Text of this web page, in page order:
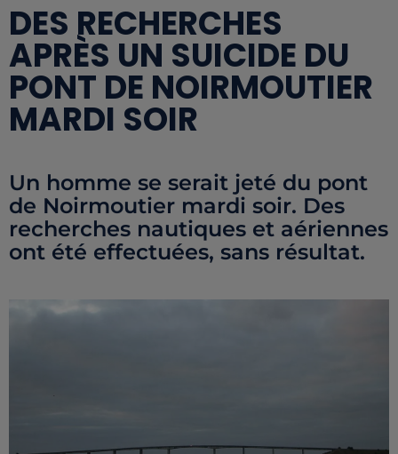
DES RECHERCHES
APRÈS UN SUICIDE DU
PONT DE NOIRMOUTIER
MARDI SOIR
Un homme se serait jeté du pont
de Noirmoutier mardi soir. Des
recherches nautiques et aériennes
ont été effectuées, sans résultat.